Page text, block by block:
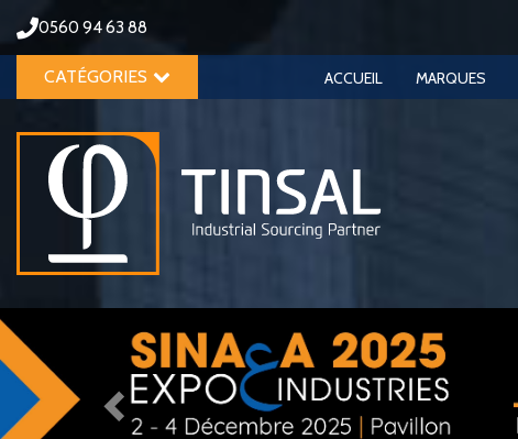
0560 94 63 88
CATÉGORIES ACCUEIL MARQUES
Previous